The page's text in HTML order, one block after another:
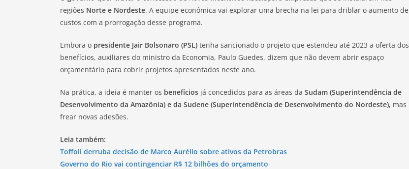
regiões Norte e Nordeste. A equipe econômica vai explorar uma brecha na lei para driblar o aumento de
custos com a prorrogação desse programa.
Embora o presidente Jair Bolsonaro (PSL) tenha sancionado o projeto que estendeu até 2023 a oferta dos
benefícios, auxiliares do ministro da Economia, Paulo Guedes, dizem que não devem abrir espaço
orçamentário para cobrir projetos apresentados neste ano.
Na prática, a ideia é manter os benefícios já concedidos para as áreas da Sudam (Superintendência de
Desenvolvimento da Amazônia) e da Sudene (Superintendência de Desenvolvimento do Nordeste), mas
frear novas adesões.
Leia também:
Toffoli derruba decisão de Marco Aurélio sobre ativos da Petrobras
Governo do Rio vai contingenciar R$ 12 bilhões do orçamento